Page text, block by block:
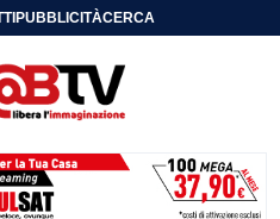
PUBBLICITÀCERCA